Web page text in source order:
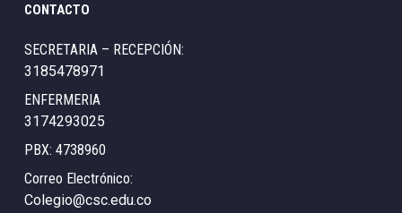
CONTACTO
SECRETARIA – RECEPCIÓN:
3185478971
ENFERMERIA
3174293025
PBX: 4738960
Correo Electrónico:
Colegio@csc.edu.co